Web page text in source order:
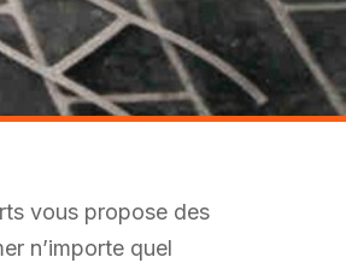
vous propose des
n’importe quel